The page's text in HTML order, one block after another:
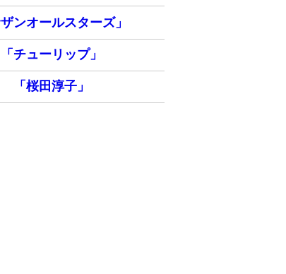
ザンオールスターズ」
「チューリップ」
「桜田淳子」